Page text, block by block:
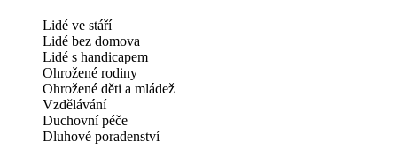
Lidé ve stáří
Lidé bez domova
Lidé s handicapem
Ohrožené rodiny
Ohrožené děti a mládež
Vzdělávání
Duchovní péče
Dluhové poradenství